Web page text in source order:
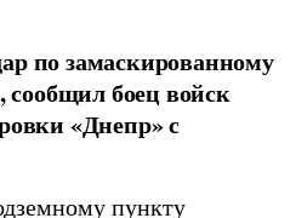
по замаскированному
сообщил боец войск
«Днепр» с
пункту